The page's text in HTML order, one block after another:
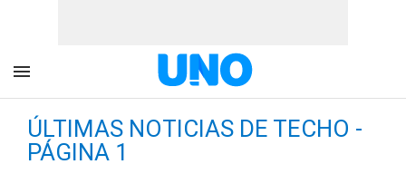
ÚLTIMAS NOTICIAS DE TECHO -
PÁGINA 1